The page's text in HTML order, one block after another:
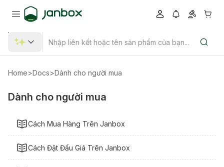
Home>Docs>Dành cho người mua
Dành cho người mua
Cách Mua Hàng Trên Janbox
Cách Đặt Đấu Giá Trên Janbox